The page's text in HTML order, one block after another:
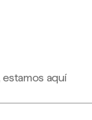
estamos aquí